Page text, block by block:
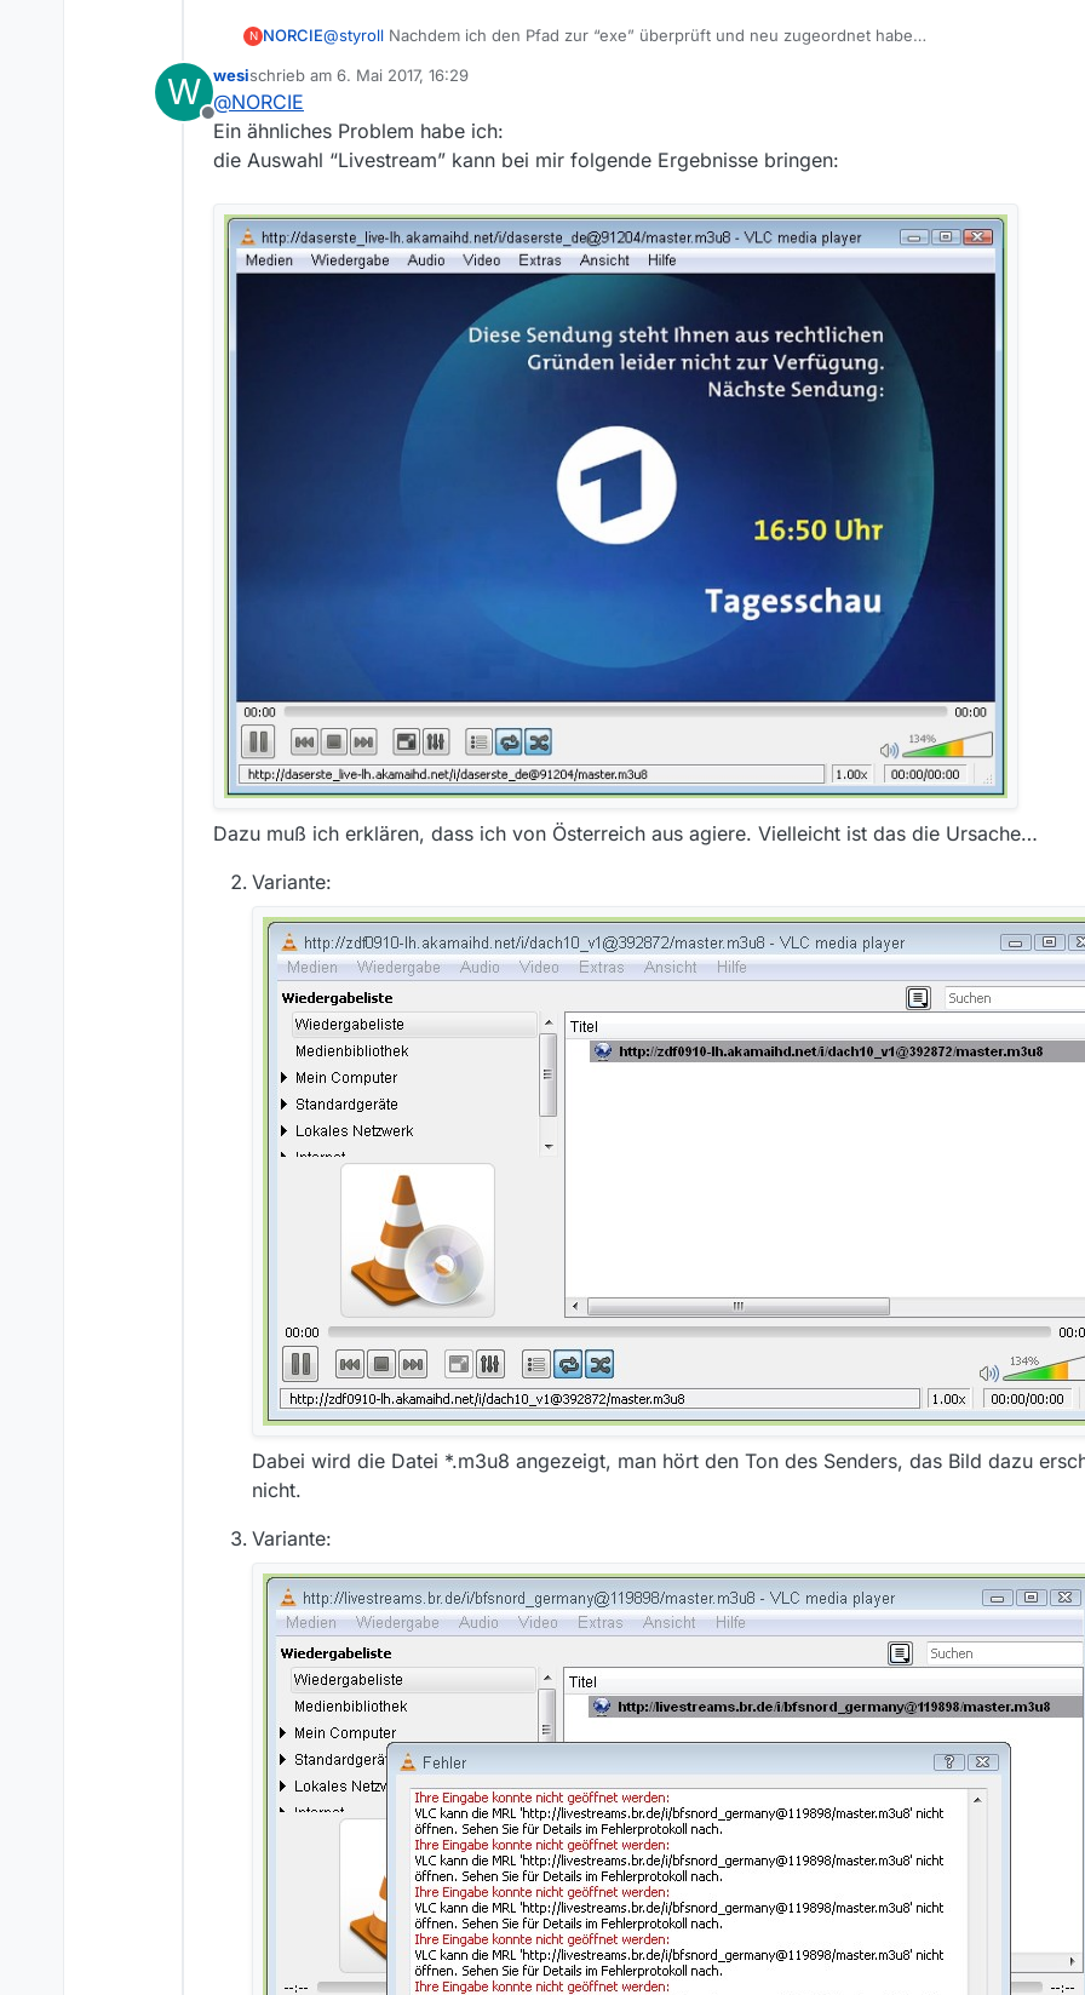
Wenn das nichts bringt, kannst du auch mal die
N NORCIE@styroll Nachdem ich den Pfad zur “exe” überprüft und neu zugeordnet habe
W
Offline
wesischrieb am 6. Mai 2017, 16:29
zuletzt editiert von
@NORCIE
Ein ähnliches Problem habe ich:
die Auswahl “Livestream” kann bei mir folgende Ergebnisse bringen:
Dazu muß ich erklären, dass ich von Österreich aus agiere. Vielleicht ist das die Ursache…
Variante:
Dabei wird die Datei *.m3u8 angezeigt, man hört den Ton des Senders, das Bild dazu
nicht.
Variante: